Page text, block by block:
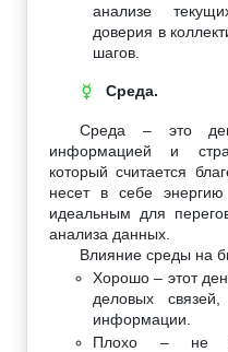
анализе
доверия в
шагов.
☿ Среда.
Среда – это
информацией и
который считается
несет в себе
идеальным для
анализа данных.
Влияние среды на
Хорошо – этот
деловых
информации.
Плохо – не